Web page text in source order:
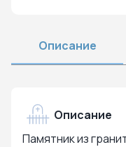
Описание
Описание
Памятник из